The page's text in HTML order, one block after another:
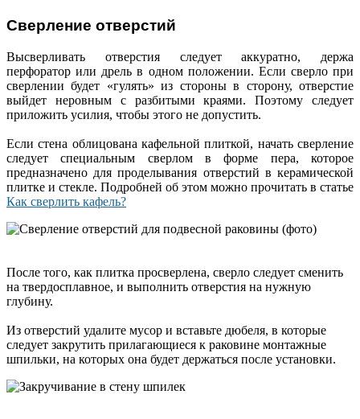
Сверление отверстий
Высверливать отверстия следует аккуратно, держа
перфоратор или дрель в одном положении. Если сверло при
сверлении будет «гулять» из стороны в сторону, отверстие
выйдет неровным с разбитыми краями. Поэтому следует
приложить усилия, чтобы этого не допустить.
Если стена облицована кафельной плиткой, начать сверление
следует специальным сверлом в форме пера, которое
предназначено для проделывания отверстий в керамической
плитке и стекле. Подробней об этом можно прочитать в статье
Как сверлить кафель?
После того, как плитка просверлена, сверло следует сменить
на твердосплавное, и выполнить отверстия на нужную
глубину.
Из отверстий удалите мусор и вставьте дюбеля, в которые
следует закрутить прилагающиеся к раковине монтажные
шпильки, на которых она будет держаться после установки.